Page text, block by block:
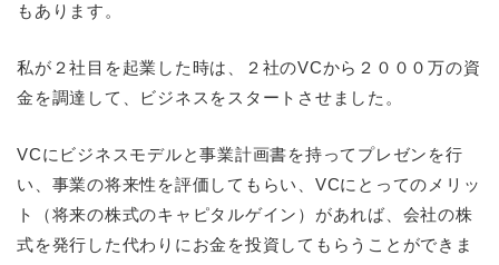
もあります。
私が２社目を起業した時は、２社のVCから２０００万の資
金を調達して、ビジネスをスタートさせました。
VCにビジネスモデルと事業計画書を持ってプレゼンを行
い、事業の将来性を評価してもらい、VCにとってのメリッ
ト（将来の株式のキャピタルゲイン）があれば、会社の株
式を発行した代わりにお金を投資してもらうことができま